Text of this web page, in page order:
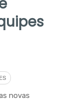
novas